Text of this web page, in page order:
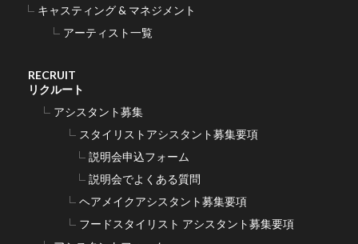
キャスティング & マネジメント
アーティスト一覧
RECRUIT
リクルート
アシスタント募集
スタイリストアシスタント募集要項
説明会申込フォーム
説明会でよくある質問
ヘアメイクアシスタント募集要項
フードスタイリスト アシスタント募集要項